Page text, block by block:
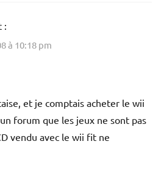
:
à 10:18 pm
et je comptais acheter le wii
forum que les jeux ne sont pas
vendu avec le wii fit ne